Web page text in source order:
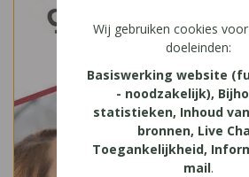
Wij gebruiken cookies
doeleinden:
Basiswerking website
- noodzakelijk),
statistieken, Inhoud
bronnen, Live
Toegankelijkheid,
mail.